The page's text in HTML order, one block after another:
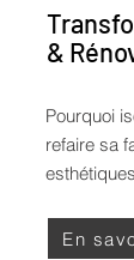
&
Pourquoi
refaire sa
En